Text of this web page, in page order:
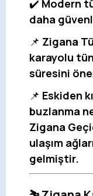
✔️ Modern
daha
📌 Zigana
karayolu
süresini
📌 Eskiden
buzlanma
Zigana
ulaşım
gelmiştir.